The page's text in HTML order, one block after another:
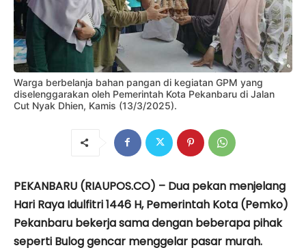
Warga berbelanja bahan pangan di kegiatan GPM yang
diselenggarakan oleh Pemerintah Kota Pekanbaru di Jalan
Cut Nyak Dhien, Kamis (13/3/2025).
PEKANBARU (RIAUPOS.CO) – Dua pekan menjelang
Hari Raya Idulfitri 1446 H, Pemerintah Kota (Pemko)
Pekanbaru bekerja sama dengan beberapa pihak
seperti Bulog gencar menggelar pasar murah.